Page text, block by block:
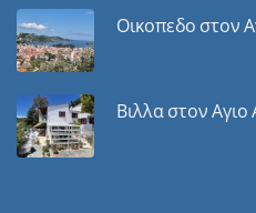
Οικοπεδο στον
Βιλλα στον Αγιο